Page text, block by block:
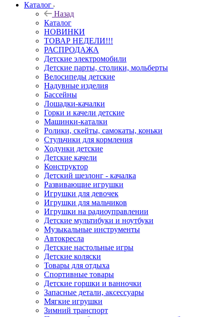
Каталог
Назад
Каталог
НОВИНКИ
ТОВАР НЕДЕЛИ!!!
РАСПРОДАЖА
Детские электромобили
Детские парты, столики, мольберты
Велосипеды детские
Надувные изделия
Бассейны
Лошадки-качалки
Горки и качели детские
Машинки-каталки
Ролики, скейты, самокаты, коньки
Стульчики для кормления
Ходунки детские
Детские качели
Конструктор
Детский шезлонг - качалка
Развивающие игрушки
Игрушки для девочек
Игрушки для мальчиков
Игрушки на радиоуправлении
Детские мультибуки и ноутбуки
Музыкальные инструменты
Автокресла
Детские настольные игры
Детские коляски
Товары для отдыха
Спортивные товары
Детские горшки и ванночки
Запасные детали, аксессуары
Мягкие игрушки
Зимний транспорт